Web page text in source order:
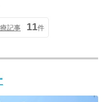
記事 11件